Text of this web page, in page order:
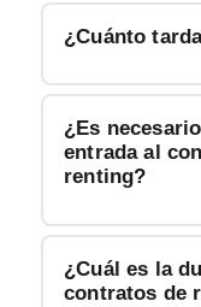
¿Cuánto
¿Es
entrada al
renting?
¿Cuál es la
contratos de